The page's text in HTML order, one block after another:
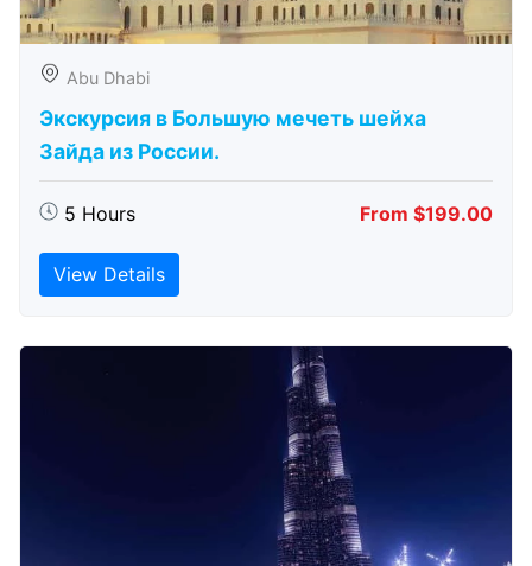
Abu Dhabi
Экскурсия в Большую мечеть шейха
Зайда из России.
5 Hours From $199.00
View Details